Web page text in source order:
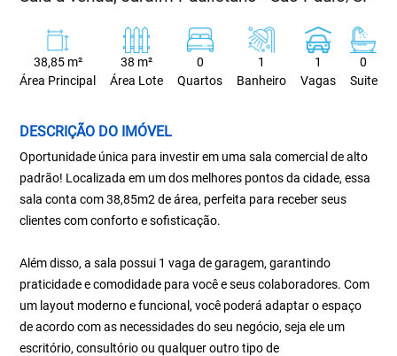
38,85 m²
Área Principal
38 m²
Área Lote
0
Quartos
1
Banheiro
1
Vagas
0
Suite
DESCRIÇÃO DO IMÓVEL
Oportunidade única para investir em uma sala comercial de alto
padrão! Localizada em um dos melhores pontos da cidade, essa
sala conta com 38,85m2 de área, perfeita para receber seus
clientes com conforto e sofisticação.
Além disso, a sala possui 1 vaga de garagem, garantindo
praticidade e comodidade para você e seus colaboradores. Com
um layout moderno e funcional, você poderá adaptar o espaço
de acordo com as necessidades do seu negócio, seja ele um
escritório, consultório ou qualquer outro tipo de